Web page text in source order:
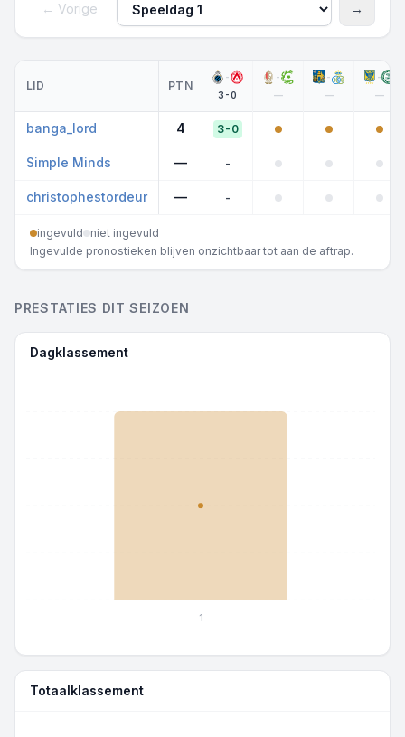
← Vorige
→
LID PTN
-
3-0
-
—
-
—
-
—
banga_lord 4 3-0
Simple Minds — -
christophestordeur — -
ingevuld
niet ingevuld
Ingevulde pronostieken blijven onzichtbaar tot aan de aftrap.
PRESTATIES DIT SEIZOEN
Dagklassement
1
Totaalklassement